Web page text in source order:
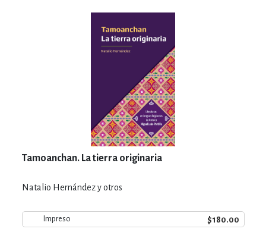
Tamoanchan. La tierra originaria
Natalio Hernández y otros
Impreso $180.00